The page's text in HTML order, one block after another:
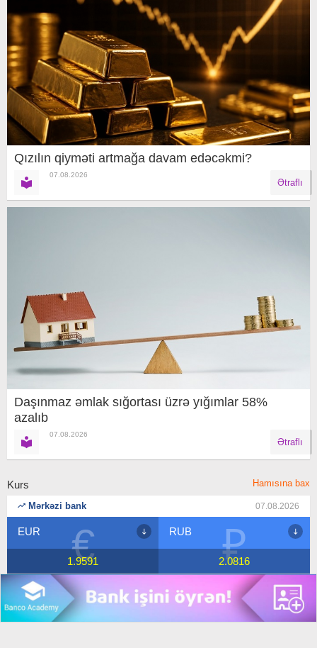
Qızılın qiyməti artmağa davam edəcəkmi?
07.08.2026
Ətraflı
Daşınmaz əmlak sığortası üzrə yığımlar 58%
azalıb
07.08.2026
Ətraflı
Kurs Hamısına bax
Mərkəzi bank 07.08.2026
€
EUR
1.9591 ₽
RUB
2.0816